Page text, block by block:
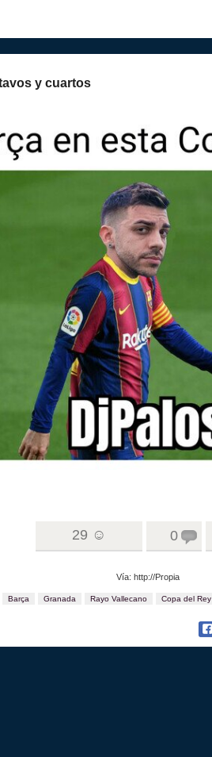
y cuartos
29 ☺ 0
Vía: http://Propia
Barça Granada Rayo Vallecano Copa del Rey